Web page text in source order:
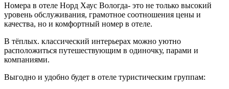
Номера в отеле Норд Хаус Вологда- это не только высокий
уровень обслуживания, грамотное соотношения цены и
качества, но и комфортный номер в отеле.
В тёплых. классический интерьерах можно уютно
расположиться путешествующим в одиночку, парами и
компаниями.
Выгодно и удобно будет в отеле туристическим группам: